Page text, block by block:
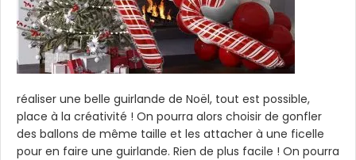
réaliser une belle guirlande de Noël, tout est possible,
place à la créativité ! On pourra alors choisir de gonfler
des ballons de même taille et les attacher à une ficelle
pour en faire une guirlande. Rien de plus facile ! On pourra